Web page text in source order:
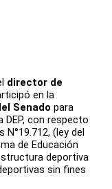
director de
en la
Senado para
con respecto
(ley del
de Educación
deportiva
sin fines